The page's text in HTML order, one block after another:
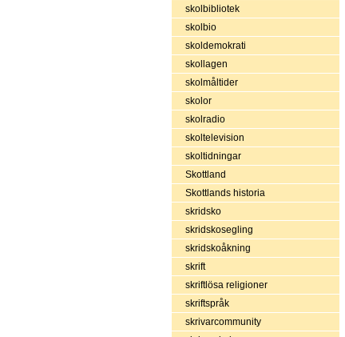
skolbibliotek
skolbio
skoldemokrati
skollagen
skolmåltider
skolor
skolradio
skoltelevision
skoltidningar
Skottland
Skottlands historia
skridsko
skridskosegling
skridskoåkning
skrift
skriftlösa religioner
skriftspråk
skrivarcommunity